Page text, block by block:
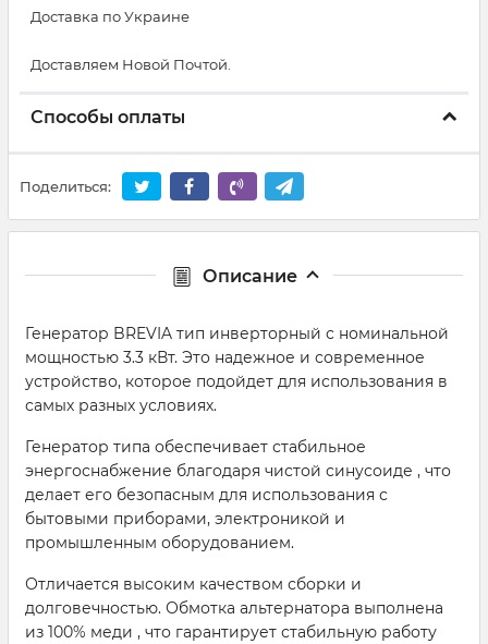
Доставка по Украине
Доставляем Новой Почтой.
Способы оплаты
Поделиться:
Описание
Генератор BREVIA тип инверторный с номинальной
мощностью 3.3 кВт. Это надежное и современное
устройство, которое подойдет для использования в
самых разных условиях.
Генератор типа обеспечивает стабильное
энергоснабжение благодаря чистой синусоиде , что
делает его безопасным для использования с
бытовыми приборами, электроникой и
промышленным оборудованием.
Отличается высоким качеством сборки и
долговечностью. Обмотка альтернатора выполнена
из 100% меди , что гарантирует стабильную работу